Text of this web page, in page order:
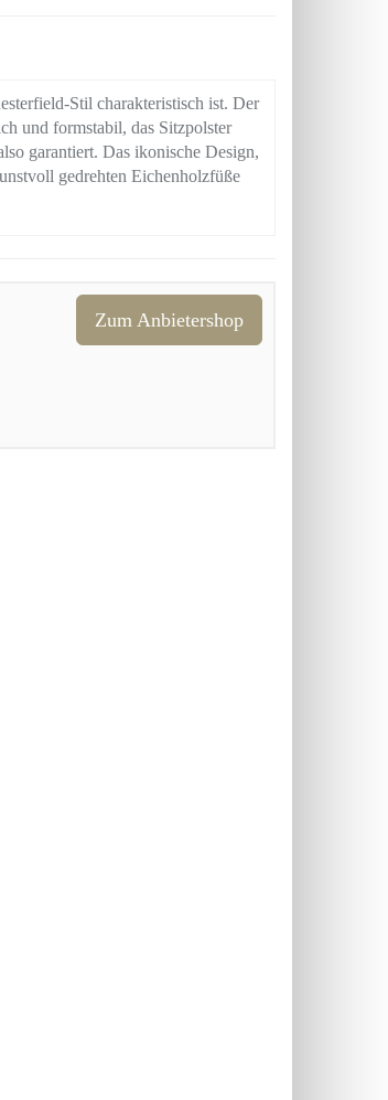
Stil charakteristisch ist. Der
und formstabil, das Sitzpolster
garantiert. Das ikonische Design,
gedrehten Eichenholzfüße
Zum Anbietershop